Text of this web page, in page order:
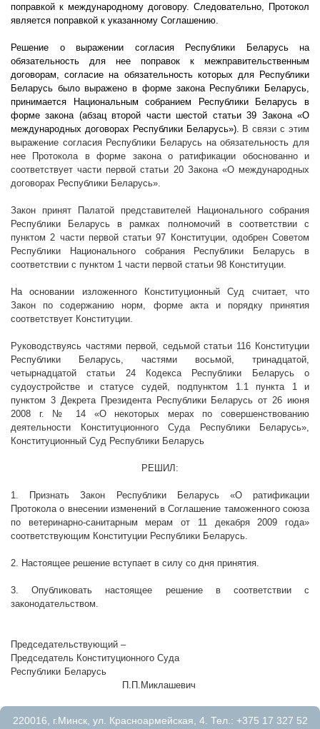
поправкой к международному договору. Следовательно, Протокол
является поправкой к указанному Соглашению.
Решение о выражении согласия Республики Беларусь на
обязательность для нее поправок к межправительственным
договорам, согласие на обязательность которых для Республики
Беларусь было выражено в форме закона Республики Беларусь,
принимается Национальным собранием Республики Беларусь в
форме закона (абзац второй части шестой статьи 39 Закона «О
международных договорах Республики Беларусь»). В связи с этим
выражение согласия Республики Беларусь на обязательность для
нее Протокола в форме закона о ратификации обоснованно и
соответствует части первой статьи 20 Закона «О международных
договорах Республики Беларусь».
Закон принят Палатой представителей Национального собрания
Республики Беларусь в рамках полномочий в соответствии с
пунктом 2 части первой статьи 97 Конституции, одобрен Советом
Республики Национального собрания Республики Беларусь в
соответствии с пунктом 1 части первой статьи 98 Конституции.
На основании изложенного Конституционный Суд считает, что
Закон по содержанию норм, форме акта и порядку принятия
соответствует Конституции.
Руководствуясь частями первой, седьмой статьи 116 Конституции
Республики Беларусь, частями восьмой, тринадцатой,
четырнадцатой статьи 24 Кодекса Республики Беларусь о
судоустройстве и статусе судей, подпунктом 1.1 пункта 1 и
пунктом 3 Декрета Президента Республики Беларусь от 26 июня
2008 г. № 14 «О некоторых мерах по совершенствованию
деятельности Конституционного Суда Республики Беларусь»,
Конституционный Суд Республики Беларусь
РЕШИЛ:
1. Признать Закон Республики Беларусь «О ратификации
Протокола о внесении изменений в Соглашение таможенного союза
по ветеринарно-санитарным мерам от 11 декабря 2009 года»
соответствующим Конституции Республики Беларусь.
2. Настоящее решение вступает в силу со дня принятия.
3. Опубликовать настоящее решение в соответствии с
законодательством.
Председательствующий –
Председатель Конституционного Суда
Республики Беларусь
П.П.Миклашевич
220016, г.Минск, ул. Красноармейская, 4. Тел.: +375 17 327 52